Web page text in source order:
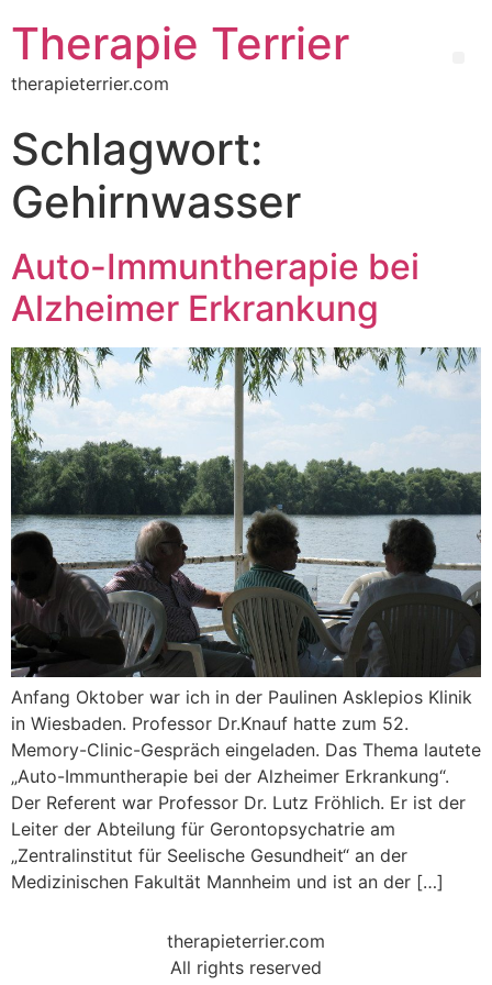
Therapie Terrier
therapieterrier.com
Schlagwort:
Gehirnwasser
Auto-Immuntherapie bei
Alzheimer Erkrankung
Anfang Oktober war ich in der Paulinen Asklepios Klinik
in Wiesbaden. Professor Dr.Knauf hatte zum 52.
Memory-Clinic-Gespräch eingeladen. Das Thema lautete
„Auto-Immuntherapie bei der Alzheimer Erkrankung“.
Der Referent war Professor Dr. Lutz Fröhlich. Er ist der
Leiter der Abteilung für Gerontopsychatrie am
„Zentralinstitut für Seelische Gesundheit“ an der
Medizinischen Fakultät Mannheim und ist an der […]
therapieterrier.com
All rights reserved